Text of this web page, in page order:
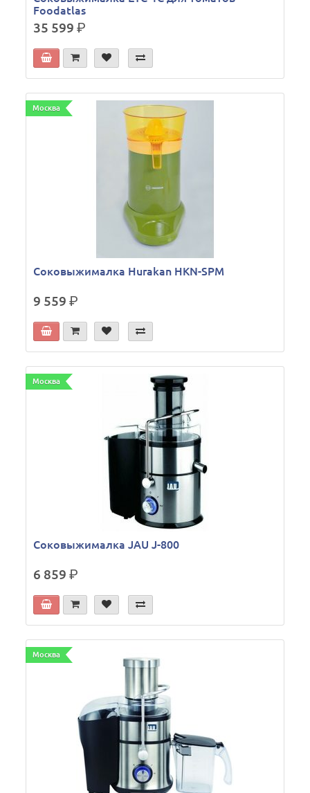
Foodatlas
35 599р.
Москва
Соковыжималка Hurakan HKN-SPM
9 559р.
Москва
Соковыжималка JAU J-800
6 859р.
Москва